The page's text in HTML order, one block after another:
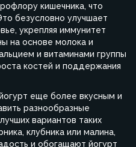
кишечника, что
безусловно улучшает
укрепляя иммунитет
на основе молока и
и витаминами группы
костей и поддержания
еще более вкусным и
разнообразные
вариантов таких
клубника или малина,
и обогащают йогурт